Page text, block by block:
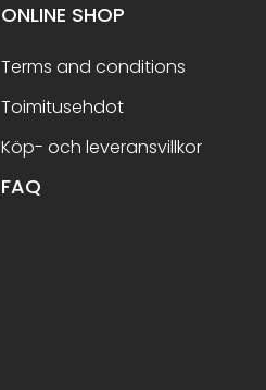
ONLINE SHOP
Terms and conditions
Toimitusehdot
Köp- och leveransvillkor
FAQ